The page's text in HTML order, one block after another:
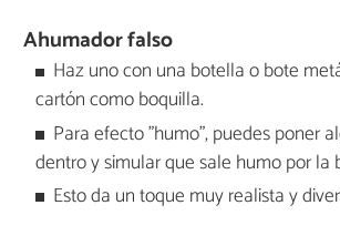
Ahumador falso
Haz uno con una botella o bote
cartón como boquilla.
Para efecto "humo", puedes poner
dentro y simular que sale humo por la
Esto da un toque muy realista y